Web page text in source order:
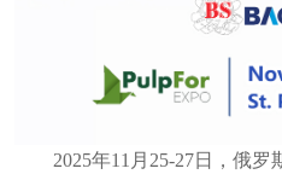
2025年11月25-27日，俄